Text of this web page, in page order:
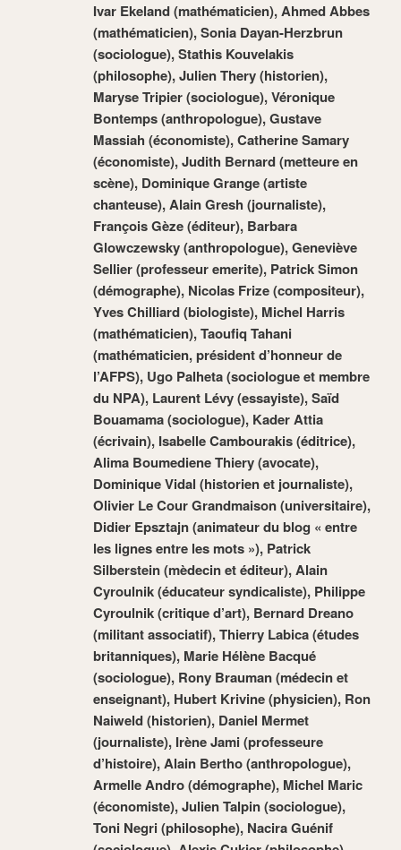
Ivar Ekeland (mathématicien), Ahmed Abbes
(mathématicien), Sonia Dayan-Herzbrun
(sociologue), Stathis Kouvelakis
(philosophe), Julien Thery (historien),
Maryse Tripier (sociologue), Véronique
Bontemps (anthropologue), Gustave
Massiah (économiste), Catherine Samary
(économiste), Judith Bernard (metteure en
scène), Dominique Grange (artiste
chanteuse), Alain Gresh (journaliste),
François Gèze (éditeur), Barbara
Glowczewsky (anthropologue), Geneviève
Sellier (professeur emerite), Patrick Simon
(démographe), Nicolas Frize (compositeur),
Yves Chilliard (biologiste), Michel Harris
(mathématicien), Taoufiq Tahani
(mathématicien, président d’honneur de
l’AFPS), Ugo Palheta (sociologue et membre
du NPA), Laurent Lévy (essayiste), Saïd
Bouamama (sociologue), Kader Attia
(écrivain), Isabelle Cambourakis (éditrice),
Alima Boumediene Thiery (avocate),
Dominique Vidal (historien et journaliste),
Olivier Le Cour Grandmaison (universitaire),
Didier Epsztajn (animateur du blog « entre
les lignes entre les mots »), Patrick
Silberstein (mèdecin et éditeur), Alain
Cyroulnik (éducateur syndicaliste), Philippe
Cyroulnik (critique d’art), Bernard Dreano
(militant associatif), Thierry Labica (études
britanniques), Marie Hélène Bacqué
(sociologue), Rony Brauman (médecin et
enseignant), Hubert Krivine (physicien), Ron
Naiweld (historien), Daniel Mermet
(journaliste), Irène Jami (professeure
d’histoire),Alain Bertho (anthropologue),
Armelle Andro (démographe), Michel Maric
(économiste), Julien Talpin (sociologue),
Toni Negri (philosophe), Nacira Guénif